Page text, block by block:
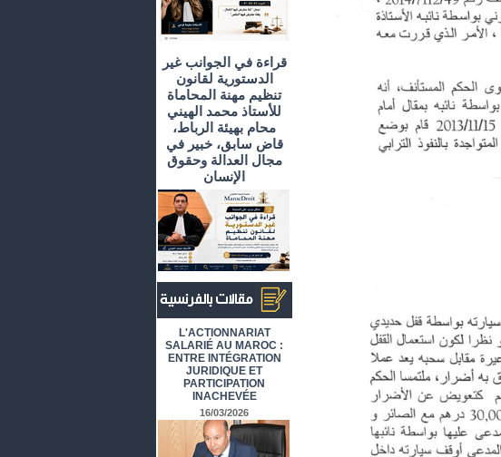
قراءة في الجوانب غير
الدستورية لقانون
تنظيم مهنة المحاماة
للأستاذ محمد الهيني
محام بهيئة الرباط،
قاض سابق، خبير في
مجال العدالة وحقوق
الإنسان
L'ACTIONNARIAT
SALARIÉ AU MAROC :
ENTRE INTÉGRATION
JURIDIQUE ET
PARTICIPATION
INACHEVÉE
16/03/2026